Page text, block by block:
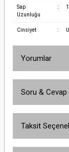
Sap
Uzunluğu
:
Cinsiyet :
Yorumlar
Soru & Cevap
Taksit